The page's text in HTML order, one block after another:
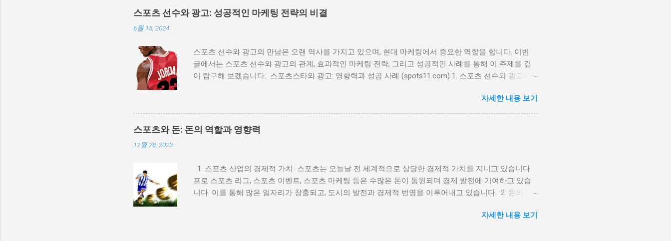
스포츠 선수와 광고: 성공적인 마케팅 전략의 비결
6월 15, 2024
스포츠 선수와 광고의 만남은 오랜 역사를 가지고 있으며, 현대 마케팅에서 중요한 역할을 합니다. 이번
글에서는 스포츠 선수와 광고의 관계, 효과적인 마케팅 전략, 그리고 성공적인 사례를 통해 이 주제를 깊
이 탐구해 보겠습니다. 스포츠스타와 광고: 영향력과 성공 사례 (spots11.com) 1. 스포츠 선수와 광고의
수의 이미지를 사용하여 제품을 홍보하는 방식이었지만, 시간이 지나면서 점점 더 복잡한 마케팅 전략으
로 발전해 왔습니다. 예를 들어, 베이브 루스는 1920년대에 담배 광고 모델로 활동하며 대중의 주목을 받
았습니다. 이처럼 스포츠 선수는 그들의 인지도와 신뢰성을 통해 제품의 가치를 높이는 역할을 해왔습니
다. 2. 스포츠 선수와 광고의 상호 이익 스포츠 선수와 광고의 관계는 상호 이익을 제공하는데, 이는 다음
성공적으로 런칭했습니다. 2) 선수의 이미지를 통한 신뢰성 확보: 스포츠 선수는 대중에게 신뢰성과 긍정
적인 이미지를 전달합니다. 이러한 이미지는 제품에 대한 신뢰성을 높이며, 소비자들이 제품을 선택하는
데 큰 영향을 미칩니다. 3) 경제적 이익: 광고 계약은 선수들에게 상당한 경제적 이익을 제공합니다. 이는
두는 여러 광고 계약을 통해 엄청난 부를 축적했습니다. 3. 성공적인 스포츠 광고 사례 스포츠 선수와 광
자세한 내용 보기
스포츠와 돈: 돈의 역할과 영향력
12월 28, 2023
1. 스포츠 산업의 경제적 가치 스포츠는 오늘날 전 세계적으로 상당한 경제적 가치를 지니고 있습니다.
프로 스포츠 리그, 스포츠 이벤트, 스포츠 마케팅 등은 수많은 돈이 동원되며 경제 발전에 기여하고 있습
니다. 이를 통해 많은 일자리가 창출되고, 도시의 발전과 경제적 번영을 이루어내고 있습니다. 2. 돈의 영
선수들이 비정상적인 행동을 하거나 경기 조작 등의 부정 행위가 발생할 수 있습니다. 또한 돈의 영향으로
자세한 내용 보기